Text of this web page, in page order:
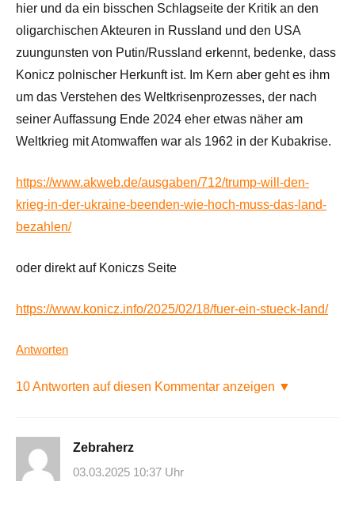
hier und da ein bisschen Schlagseite der Kritik an den
oligarchischen Akteuren in Russland und den USA
zuungunsten von Putin/Russland erkennt, bedenke, dass
Konicz polnischer Herkunft ist. Im Kern aber geht es ihm
um das Verstehen des Weltkrisenprozesses, der nach
seiner Auffassung Ende 2024 eher etwas näher am
Weltkrieg mit Atomwaffen war als 1962 in der Kubakrise.
https://www.akweb.de/ausgaben/712/trump-will-den-
krieg-in-der-ukraine-beenden-wie-hoch-muss-das-land-
bezahlen/
oder direkt auf Koniczs Seite
https://www.konicz.info/2025/02/18/fuer-ein-stueck-land/
Antworten
10 Antworten auf diesen Kommentar anzeigen ▼
Zebraherz
03.03.2025 10:37 Uhr